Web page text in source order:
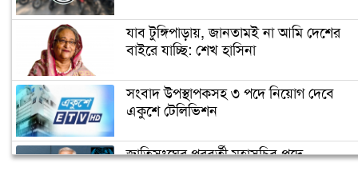
অবশেষে ক্ষমা প্রার্থনা করলেন সাকিব
টেস্ট ক্রিকেটে দু’দশক : কুঁড়ির বৃন্তবন্দী
যাব টুঙ্গিপাড়ায়, জানতামই না আমি দেশের
বাইরে যাচ্ছি: শেখ হাসিনা
সংবাদ উপস্থাপকসহ ৩ পদে নিয়োগ দেবে
একুশে টেলিভিশন
জাতিসংঘের পরবর্তী মহাসচিব পদে